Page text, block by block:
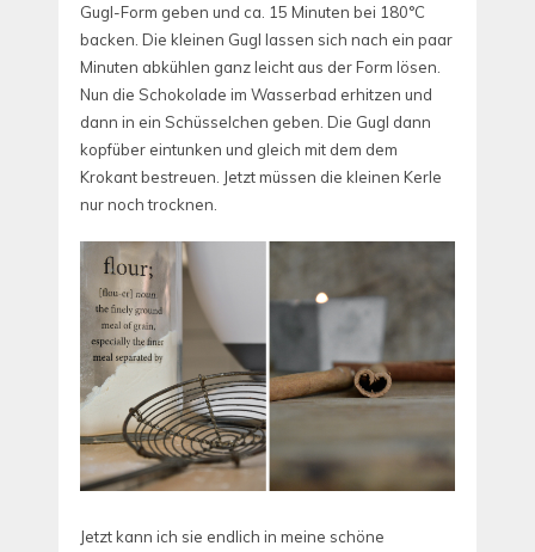
Gugl-Form geben und ca. 15 Minuten bei 180°C
backen. Die kleinen Gugl lassen sich nach ein paar
Minuten abkühlen ganz leicht aus der Form lösen.
Nun die Schokolade im Wasserbad erhitzen und
dann in ein Schüsselchen geben. Die Gugl dann
kopfüber eintunken und gleich mit dem dem
Krokant bestreuen. Jetzt müssen die kleinen Kerle
nur noch trocknen.
Jetzt kann ich sie endlich in meine schöne